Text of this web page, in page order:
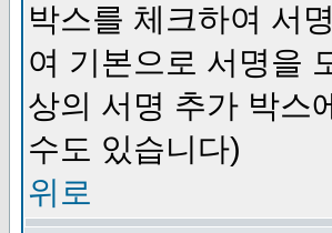
박스를 체크하여 서
여 기본으로 서명을
상의 서명 추가 박스
수도 있습니다)
위로